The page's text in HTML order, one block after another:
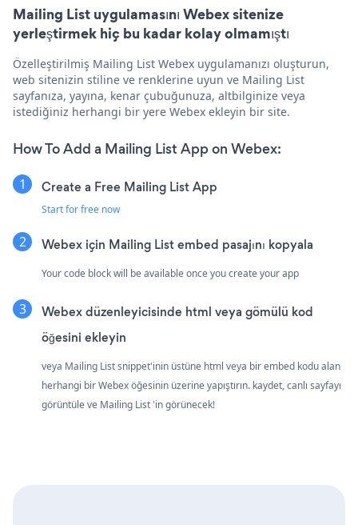
Mailing List uygulamasını Webex sitenize
yerleştirmek hiç bu kadar kolay olmamıştı
Özelleştirilmiş Mailing List Webex uygulamanızı oluşturun,
web sitenizin stiline ve renklerine uyun ve Mailing List
sayfanıza, yayına, kenar çubuğunuza, altbilginize veya
istediğiniz herhangi bir yere Webex ekleyin bir site.
How To Add a Mailing List App on Webex:
Create a Free Mailing List App
Start for free now
Webex için Mailing List embed pasajını kopyala
Your code block will be available once you create your app
Webex düzenleyicisinde html veya gömülü kod
öğesini ekleyin
veya Mailing List snippet'inin üstüne html veya bir embed kodu alan
herhangi bir Webex öğesinin üzerine yapıştırın. kaydet, canlı sayfayı
görüntüle ve Mailing List 'in görünecek!